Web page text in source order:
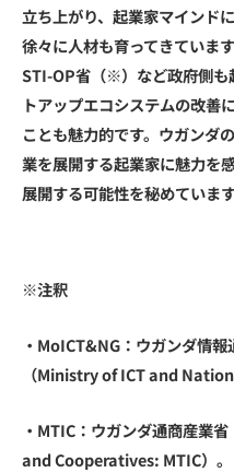
立ち上がり、起業家マインド
徐々に人材も育ってきていま
STI-OP省（※）など政府側も
トアップエコシステムの改善
ことも魅力的です。ウガンダ
業を展開する起業家に魅力を
展開する可能性を秘めています
※注釈
・ MoICT&NG ：ウガンダ情
（Ministry of ICT and
・ MTIC ：ウガンダ通商産業
and Cooperatives: MTIC）。